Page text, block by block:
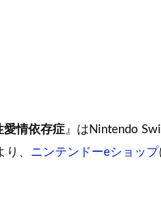
愛情依存症』はNintendo
、 ニンテンドーeショップ